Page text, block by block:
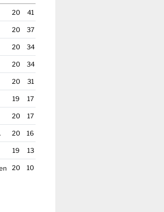
20 41
20 37
20 34
20 34
20 31
19 17
20 17
20 16
19 13
20 10